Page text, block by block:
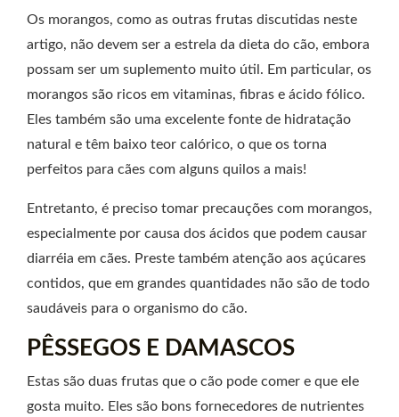
Os morangos, como as outras frutas discutidas neste
artigo, não devem ser a estrela da dieta do cão, embora
possam ser um suplemento muito útil. Em particular, os
morangos são ricos em vitaminas, fibras e ácido fólico.
Eles também são uma excelente fonte de hidratação
natural e têm baixo teor calórico, o que os torna
perfeitos para cães com alguns quilos a mais!
Entretanto, é preciso tomar precauções com morangos,
especialmente por causa dos ácidos que podem causar
diarréia em cães. Preste também atenção aos açúcares
contidos, que em grandes quantidades não são de todo
saudáveis para o organismo do cão.
PÊSSEGOS E DAMASCOS
Estas são duas frutas que o cão pode comer e que ele
gosta muito. Eles são bons fornecedores de nutrientes